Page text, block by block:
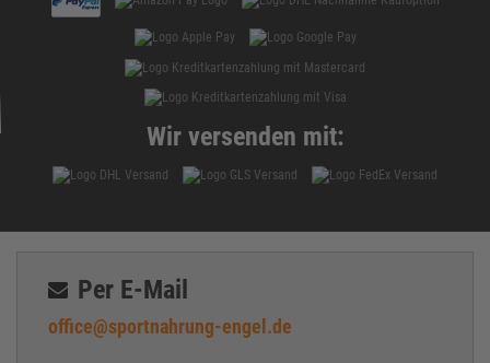
Wir versenden mit:
Per E-Mail
office@sportnahrung-engel.de